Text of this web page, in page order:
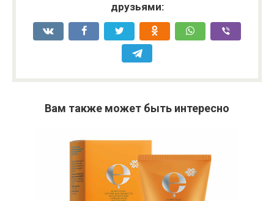
друзьями:
Вам также может быть интересно